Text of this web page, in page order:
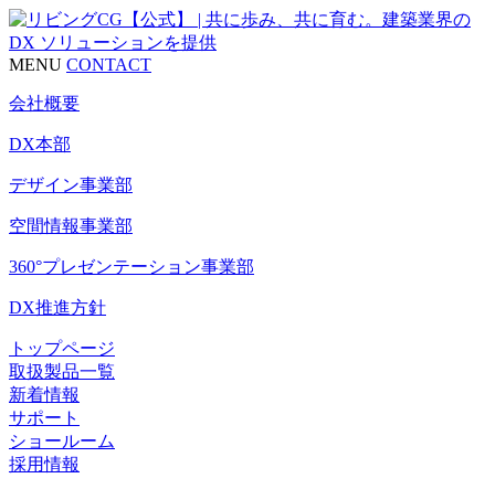
MENU CONTACT
会社概要
DX本部
デザイン事業部
空間情報事業部
360°プレゼンテーション事業部
DX推進方針
トップページ
取扱製品一覧
新着情報
サポート
ショールーム
採用情報